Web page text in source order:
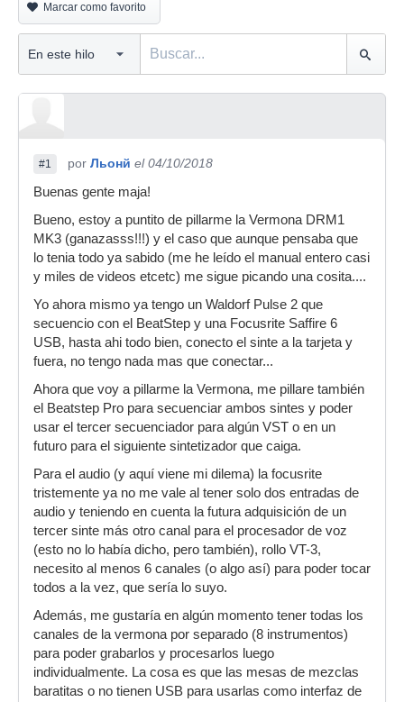
Marcar como favorito
#1 por Льонй el 04/10/2018
Buenas gente maja!
Bueno, estoy a puntito de pillarme la Vermona DRM1
MK3 (ganazasss!!!) y el caso que aunque pensaba que
lo tenia todo ya sabido (me he leído el manual entero casi
y miles de videos etcetc) me sigue picando una cosita....
Yo ahora mismo ya tengo un Waldorf Pulse 2 que
secuencio con el BeatStep y una Focusrite Saffire 6
USB, hasta ahi todo bien, conecto el sinte a la tarjeta y
fuera, no tengo nada mas que conectar...
Ahora que voy a pillarme la Vermona, me pillare también
el Beatstep Pro para secuenciar ambos sintes y poder
usar el tercer secuenciador para algún VST o en un
futuro para el siguiente sintetizador que caiga.
Para el audio (y aquí viene mi dilema) la focusrite
tristemente ya no me vale al tener solo dos entradas de
audio y teniendo en cuenta la futura adquisición de un
tercer sinte más otro canal para el procesador de voz
(esto no lo había dicho, pero también), rollo VT-3,
necesito al menos 6 canales (o algo así) para poder tocar
todos a la vez, que sería lo suyo.
Además, me gustaría en algún momento tener todas los
canales de la vermona por separado (8 instrumentos)
para poder grabarlos y procesarlos luego
individualmente. La cosa es que las mesas de mezclas
baratitas o no tienen USB para usarlas como interfaz de